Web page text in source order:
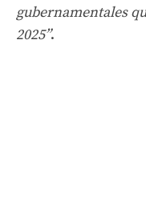
gubernamentales
2025”.